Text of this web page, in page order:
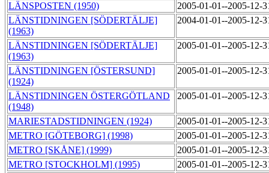
LÄNSPOSTEN (1950)
2005-01-01--2005-12-
LÄNSTIDNINGEN [SÖDERTÄLJE]
(1963)
2004-01-01--2005-12-
LÄNSTIDNINGEN [SÖDERTÄLJE]
(1963)
2005-01-01--2005-12-
LÄNSTIDNINGEN [ÖSTERSUND]
(1924)
2005-01-01--2005-12-
LÄNSTIDNINGEN ÖSTERGÖTLAND
(1948)
2005-01-01--2005-12-
MARIESTADSTIDNINGEN (1924)
2005-01-01--2005-12-
METRO [GÖTEBORG] (1998)
2005-01-01--2005-12-
METRO [SKÅNE] (1999)
2005-01-01--2005-12-
METRO [STOCKHOLM] (1995)
2005-01-01--2005-12-